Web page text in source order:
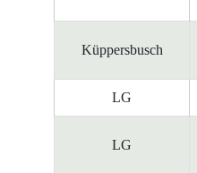
Küppersbusch
LG
LG